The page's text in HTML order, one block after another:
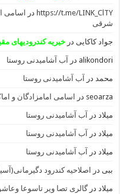
https://t.me/LINK_ClTY در
اسامی
شرقی
جواد کاکایی درخیریه کندرودیهای
alikondori در آب آشامیدنی روستا
محمد در آب آشامیدنی روستا
seoarza در اسامی امامزادگان و
میلاد در آب آشامیدنی روستا
میلاد در آب آشامیدنی روستا
میلاد در آب آشامیدنی روستا
ببی در اصلاحیه کندرود
میلاد درگالری تصا ویر تاسوعا